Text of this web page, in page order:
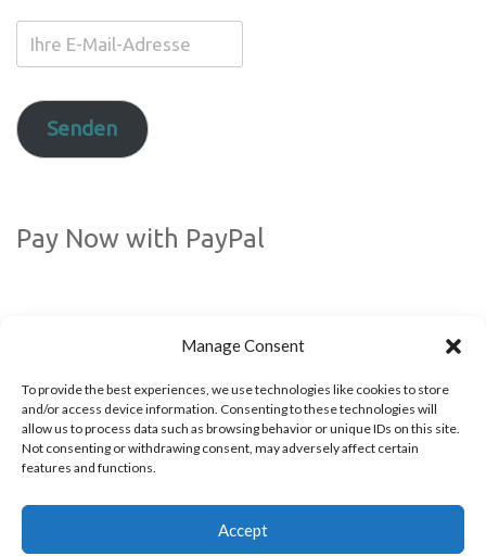
Manage Consent
To provide the best experiences, we use technologies like cookies to store
and/or access device information. Consenting to these technologies will
allow us to process data such as browsing behavior or unique IDs on this site.
Not consenting or withdrawing consent, may adversely affect certain
features and functions.
Accept
Ihre
E-
AdresseSenden
Pay Now with PayPal
Folgen Sie uns auf Social Media